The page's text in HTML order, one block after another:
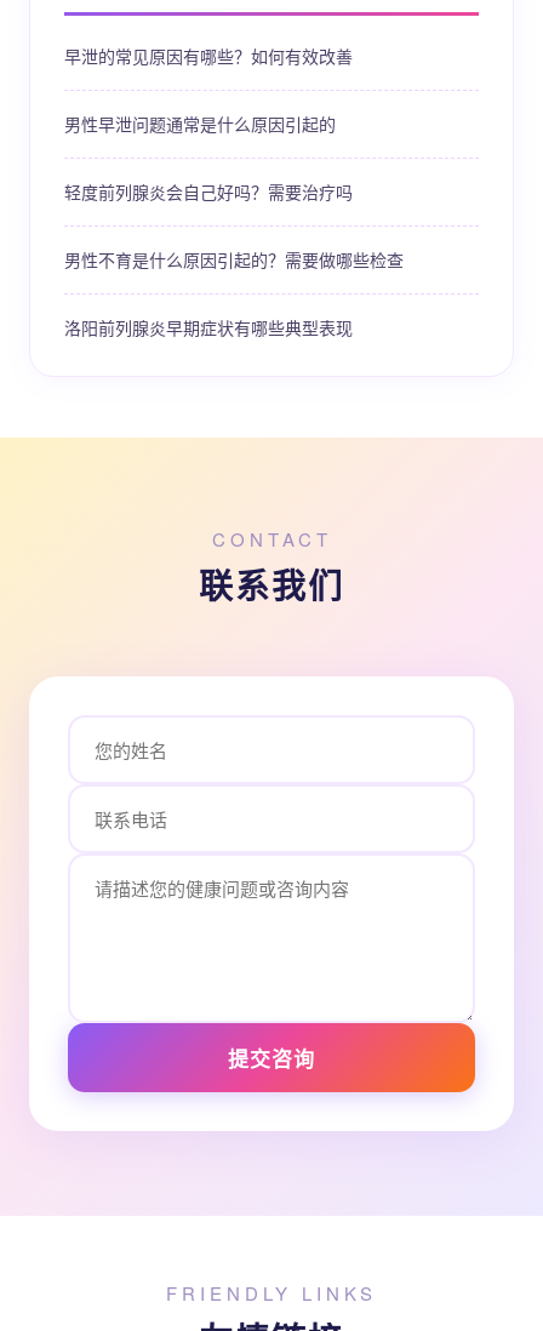
早泄的常见原因有哪些？如何有效改善
男性早泄问题通常是什么原因引起的
轻度前列腺炎会自己好吗？需要治疗吗
男性不育是什么原因引起的？需要做哪些检查
洛阳前列腺炎早期症状有哪些典型表现
CONTACT
联系我们
提交咨询
FRIENDLY LINKS